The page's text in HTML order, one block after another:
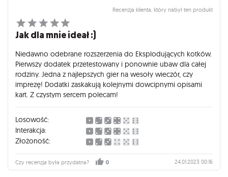
Recenzja klienta, który nabył ten produkt
Jak dla mnie ideał :)
Niedawno odebrane rozszerzenia do Eksplodujących kotków.
Pierwszy dodatek przetestowany i ponownie ubaw dla całej
rodziny. Jedna z najlepszych gier na wesoły wieczór, czy
imprezę! Dodatki zaskakują kolejnymi dowcipnymi opisami
kart. Z czystym sercem polecam!
Losowość:
Interakcja:
Złożoność:
Czy recenzja była przydatna? 0 24.01.2023 00:16